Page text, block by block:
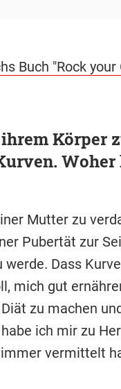
Buch "Rock your
Körper
Woher
Mutter zu
Pubertät zur
Dass
mich gut
zu machen
ich mir zu
vermittelt